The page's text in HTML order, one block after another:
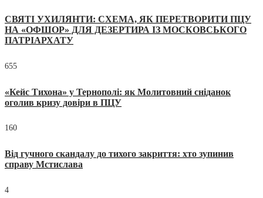
СВЯТІ УХИЛЯНТИ: СХЕМА, ЯК ПЕРЕТВОРИТИ ПЦУ
НА «ОФШОР» ДЛЯ ДЕЗЕРТИРА ІЗ МОСКОВСЬКОГО
ПАТРІАРХАТУ
655
«Кейс Тихона» у Тернополі: як Молитовний сніданок
оголив кризу довіри в ПЦУ
160
Від гучного скандалу до тихого закриття: хто зупинив
справу Мстислава
4